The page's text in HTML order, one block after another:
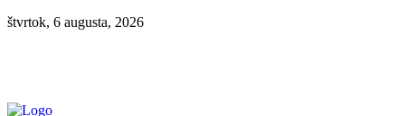
štvrtok, 6 augusta, 2026